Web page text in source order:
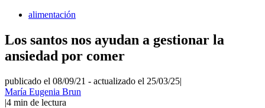
alimentación
Los santos nos ayudan a gestionar la
ansiedad por comer
publicado el 08/09/21 - actualizado el 25/03/25|
María Eugenia Brun
|4 min de lectura